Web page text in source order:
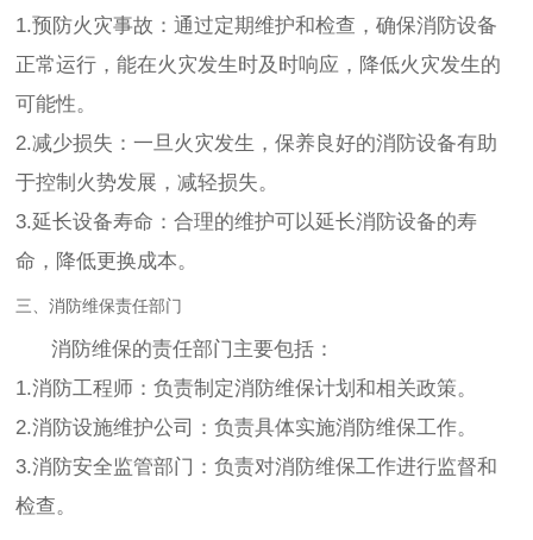
1.预防火灾事故：通过定期维护和检查，确保消防设备
正常运行，能在火灾发生时及时响应，降低火灾发生的
可能性。
2.减少损失：一旦火灾发生，保养良好的消防设备有助
于控制火势发展，减轻损失。
3.延长设备寿命：合理的维护可以延长消防设备的寿
命，降低更换成本。
三、消防维保责任部门
消防维保的责任部门主要包括：
1.消防工程师：负责制定消防维保计划和相关政策。
2.消防设施维护公司：负责具体实施消防维保工作。
3.消防安全监管部门：负责对消防维保工作进行监督和
检查。